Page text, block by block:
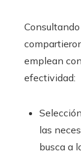
emplean
efectividad:
las
busca a